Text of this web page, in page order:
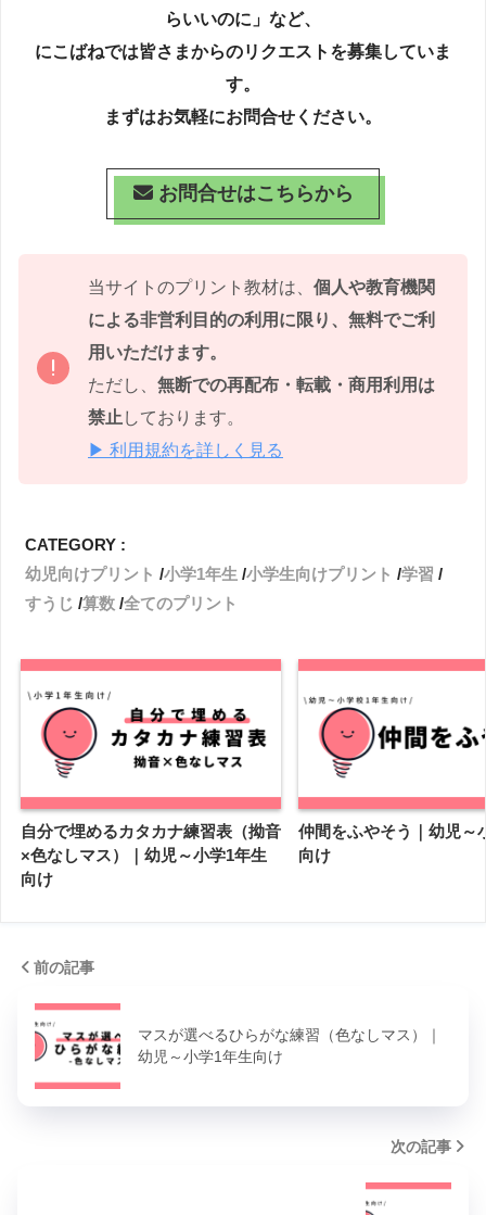
らいいのに」など、
にこばねでは皆さまからのリクエストを募集していま
す。
まずはお気軽にお問合せください。
お問合せはこちらから
当サイトのプリント教材は、 個人や教育機関
による非営利目的の利用に限り、無料でご利
用いただけます。
ただし、 無断での再配布・転載・商用利用は
禁止 しております。
▶ 利用規約を詳しく見る
CATEGORY :
幼児向けプリント
小学1年生 小学生向けプリント
学習
すうじ 算数 全てのプリント
自分で埋めるカタカナ練習表（拗音
×色なしマス）｜幼児～小学1年生
向け
仲間をふやそう｜幼児～
向け
前の記事
マスが選べるひらがな練習（色なしマス）｜
幼児～小学1年生向け
次の記事